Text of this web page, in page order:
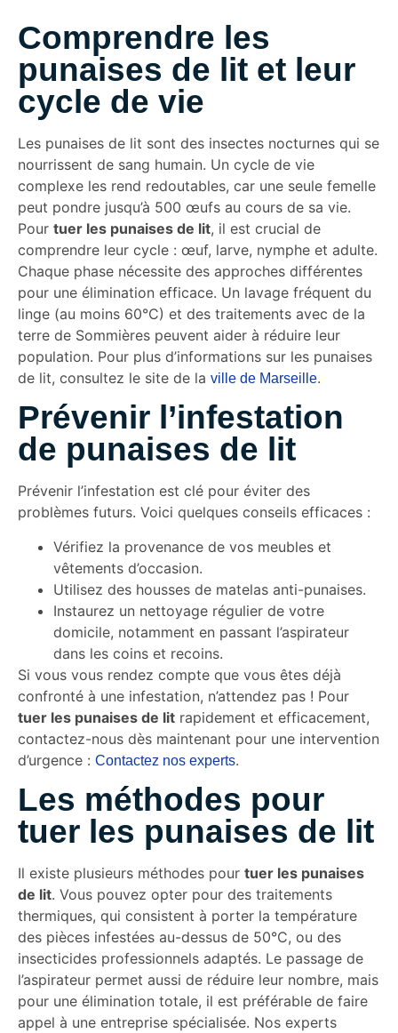
Comprendre les
punaises de lit et leur
cycle de vie
Les punaises de lit sont des insectes nocturnes qui se
nourrissent de sang humain. Un cycle de vie
complexe les rend redoutables, car une seule femelle
peut pondre jusqu’à 500 œufs au cours de sa vie.
Pour tuer les punaises de lit, il est crucial de
comprendre leur cycle : œuf, larve, nymphe et adulte.
Chaque phase nécessite des approches différentes
pour une élimination efficace. Un lavage fréquent du
linge (au moins 60°C) et des traitements avec de la
terre de Sommières peuvent aider à réduire leur
population. Pour plus d’informations sur les punaises
de lit, consultez le site de la ville de Marseille.
Prévenir l’infestation
de punaises de lit
Prévenir l’infestation est clé pour éviter des
problèmes futurs. Voici quelques conseils efficaces :
Vérifiez la provenance de vos meubles et
vêtements d’occasion.
Utilisez des housses de matelas anti-punaises.
Instaurez un nettoyage régulier de votre
domicile, notamment en passant l’aspirateur
dans les coins et recoins.
Si vous vous rendez compte que vous êtes déjà
confronté à une infestation, n’attendez pas ! Pour
tuer les punaises de lit rapidement et efficacement,
contactez-nous dès maintenant pour une intervention
d’urgence : Contactez nos experts.
Les méthodes pour
tuer les punaises de lit
Il existe plusieurs méthodes pour tuer les punaises
de lit. Vous pouvez opter pour des traitements
thermiques, qui consistent à porter la température
des pièces infestées au-dessus de 50°C, ou des
insecticides professionnels adaptés. Le passage de
l’aspirateur permet aussi de réduire leur nombre, mais
pour une élimination totale, il est préférable de faire
appel à une entreprise spécialisée. Nos experts